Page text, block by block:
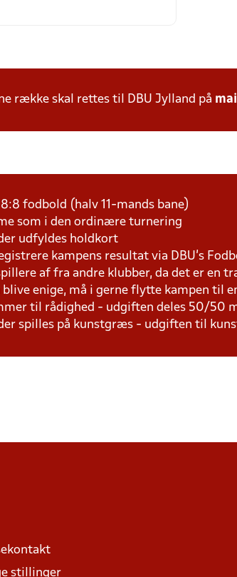
række skal rettes til DBU Jylland på mail
fodbold (halv 11-mands bane)
som i den ordinære turnering
udfyldes holdkort
kampens resultat via DBU's
af fra andre klubber, da det er en
enige, må i gerne flytte kampen til
til rådighed - udgiften deles 50/50
spilles på kunstgræs - udgiften til
stillinger